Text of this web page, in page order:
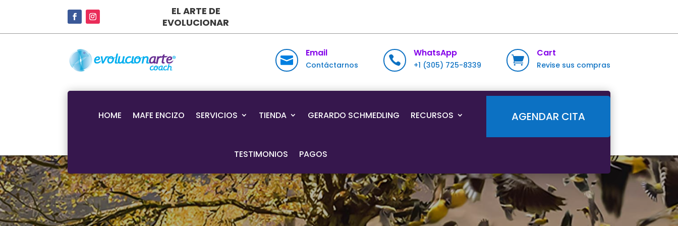
EL ARTE DE
EVOLUCIONAR

Email
Contáctarnos 
WhatsApp
+1 (305) 725-8339 
Cart
Revise sus compras
HOME MAFE ENCIZO SERVICIOS TIENDA GERARDO SCHMEDLING RECURSOS
TESTIMONIOS PAGOS
AGENDAR CITA